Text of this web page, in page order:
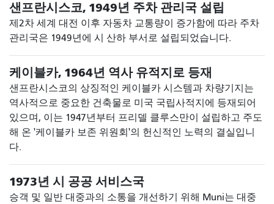
샌프란시스코, 1949년 주차 관리국 설립
제2차 세계 대전 이후 자동차 교통량이 증가함에 따라 주차
관리국은 1949년에 시 산하 부서로 설립되었습니다.
케이블카, 1964년 역사 유적지로 등재
샌프란시스코의 상징적인 케이블카 시스템과 차량기지는
역사적으로 중요한 건축물로 미국 국립사적지에 등재되어
있으며, 이는 1947년부터 프리델 클루스만이 설립하고 주도
해 온 '케이블카 보존 위원회'의 헌신적인 노력의 결실입니
다.
1973년 시 공공 서비스국
승객 및 일반 대중과의 소통을 개선하기 위해 Muni는 대중